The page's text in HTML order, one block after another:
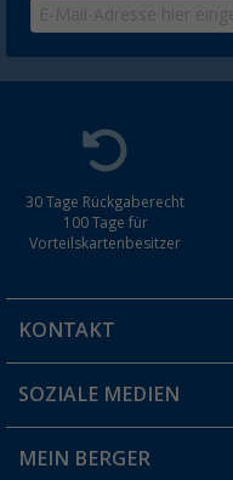
30 Tage Rückgaberecht
100 Tage für
Vorteilskartenbesitzer
KONTAKT
Du hast eine Frage?
Filiale finden
SOZIALE MEDIEN
MEIN BERGER